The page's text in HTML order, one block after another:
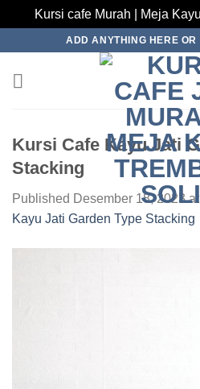
Kursi cafe Murah | Meja
content
ADD ANYTHING HERE OR
Kursi Cafe Kayu Jati
Stacking
Published Desember 18, 2023at
Kayu Jati Garden Type Stacking